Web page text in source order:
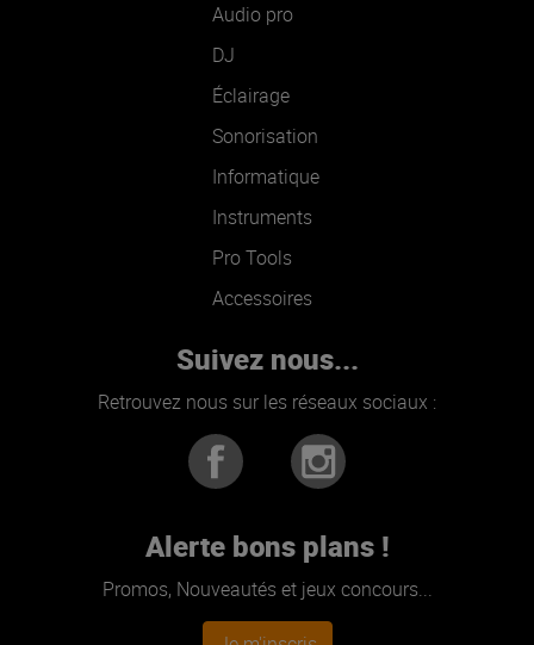
Audio pro
DJ
Éclairage
Sonorisation
Informatique
Instruments
Pro Tools
Accessoires
Suivez nous...
Retrouvez nous sur les réseaux sociaux :
Alerte bons plans !
Promos, Nouveautés et jeux concours...